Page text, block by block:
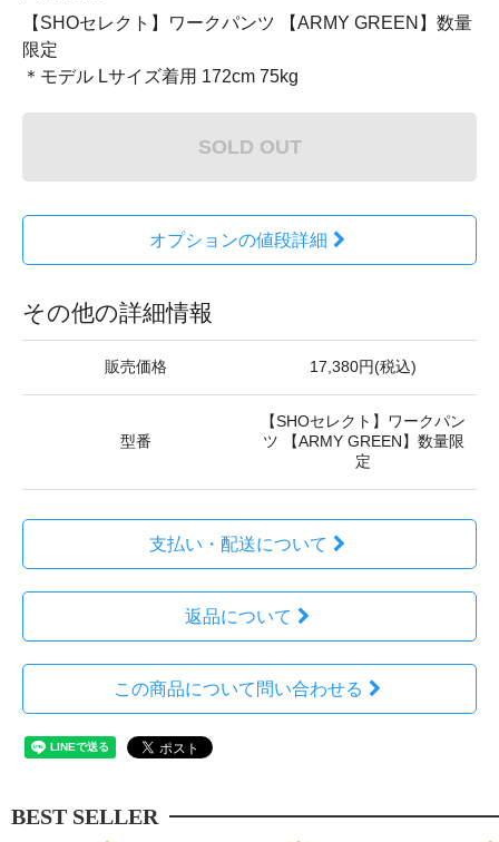
【SHOセレクト】ワークパンツ 【ARMY GREEN】数量
限定
＊モデル Lサイズ着用 172cm 75kg
SOLD OUT
オプションの値段詳細
その他の詳細情報
販売価格 17,380円(税込)
型番
【SHOセレクト】ワークパン
ツ 【ARMY GREEN】数量限
定
支払い・配送について
返品について
この商品について問い合わせる
BEST SELLER